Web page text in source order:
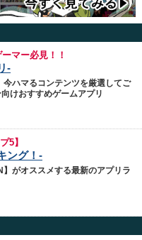
マー必見！！
-
今ハマるコンテンツを厳選してご
けおすすめゲームアプリ
5】
ング！-
がオススメする最新のアプリラ